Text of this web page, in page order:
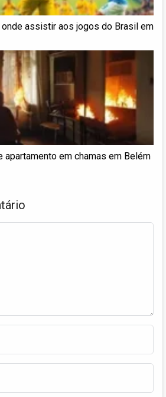
onde assistir aos jogos do Brasil em
apartamento em chamas em Belém